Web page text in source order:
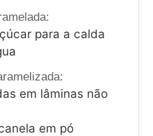
para a calda
em lâminas não
em pó